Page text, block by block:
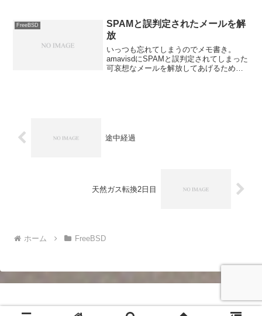
イ...
FreeBSD
SPAMと誤判定されたメールを解
放
いっつも忘れてしまうのでメモ書き。
amavisdにSPAMと誤判定されてしまった
可哀想なメールを解放してあげるための
途中経過
天然ガス転換2日目
ホーム FreeBSD